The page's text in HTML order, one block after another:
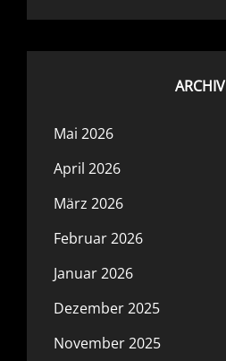
ARCHIV
Mai 2026
April 2026
März 2026
Februar 2026
Januar 2026
Dezember 2025
November 2025